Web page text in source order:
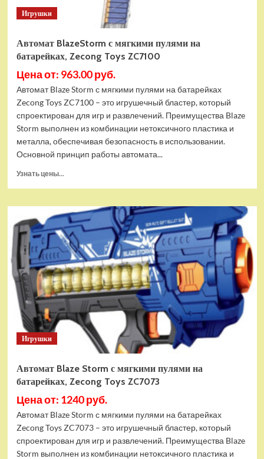
Игрушки
Автомат BlazeStorm с мягкими пулями на
батарейках, Zecong Toys ZC7100
Цена от: 963.00 руб.
Автомат Blaze Storm с мягкими пулями на батарейках
Zecong Toys ZC7100 – это игрушечный бластер, который
спроектирован для игр и развлечений. Преимущества Blaze
Storm выполнен из комбинации нетоксичного пластика и
металла, обеспечивая безопасность в использовании.
Основной принцип работы автомата...
Узнать цены...
Автомат
BlazeStorm
с
мягкими
пулями
на
батарейках,
Zecong
Toys
ZC7100
Игрушки
Автомат Blaze Storm с мягкими пулями на
батарейках, Zecong Toys ZC7073
Цена от: 1240 руб.
Автомат Blaze Storm с мягкими пулями на батарейках
Zecong Toys ZC7073 – это игрушечный бластер, который
спроектирован для игр и развлечений. Преимущества Blaze
Storm выполнен из комбинации нетоксичного пластика и